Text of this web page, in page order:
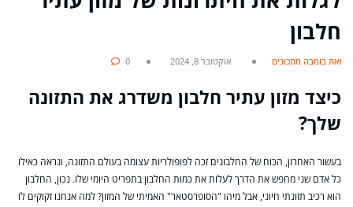
חלבון
מאת בומבה מתכונים אוקטובר 8, 2024 0
כיצד מזון עתיר חלבון משדרג את התזונה
שלך?
בעשור האחרון, הכוח של החלבונים זכה לפופולריות עצומה בעולם התזונה, ונראה כאילו
כל אדם שני מחפש את הדרך לעלות את כמות החלבון בתפריט היומי שלו. נכון, החלבון
הוא רכיב תזונתי חיוני, אבל מיהו "הסופרסטאר" האמיתי של המזון? למה אנחנו זקוקים לו